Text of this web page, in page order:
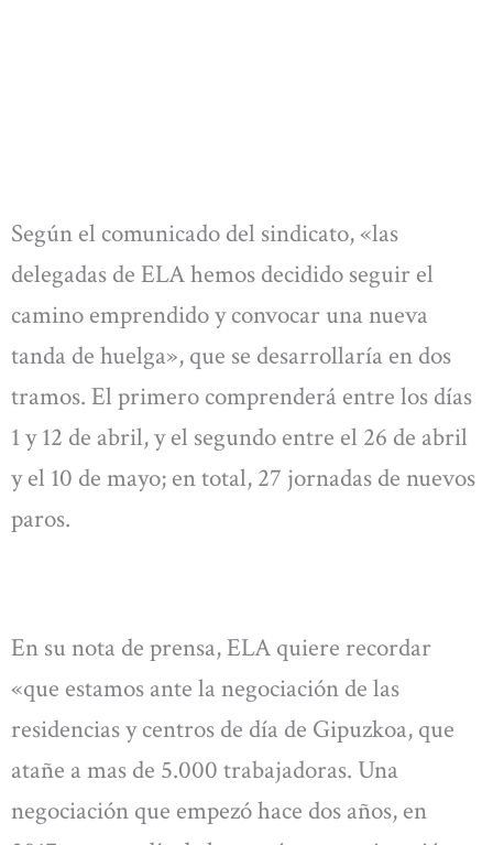
Según el comunicado del sindicato, «las
delegadas de ELA hemos decidido seguir el
camino emprendido y convocar una nueva
tanda de huelga», que se desarrollaría en dos
tramos. El primero comprenderá entre los días
1 y 12 de abril, y el segundo entre el 26 de abril
y el 10 de mayo; en total, 27 jornadas de nuevos
paros.
En su nota de prensa, ELA quiere recordar
«que estamos ante la negociación de las
residencias y centros de día de Gipuzkoa, que
atañe a mas de 5.000 trabajadoras. Una
negociación que empezó hace dos años, en